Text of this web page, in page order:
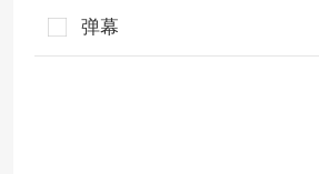
弹幕